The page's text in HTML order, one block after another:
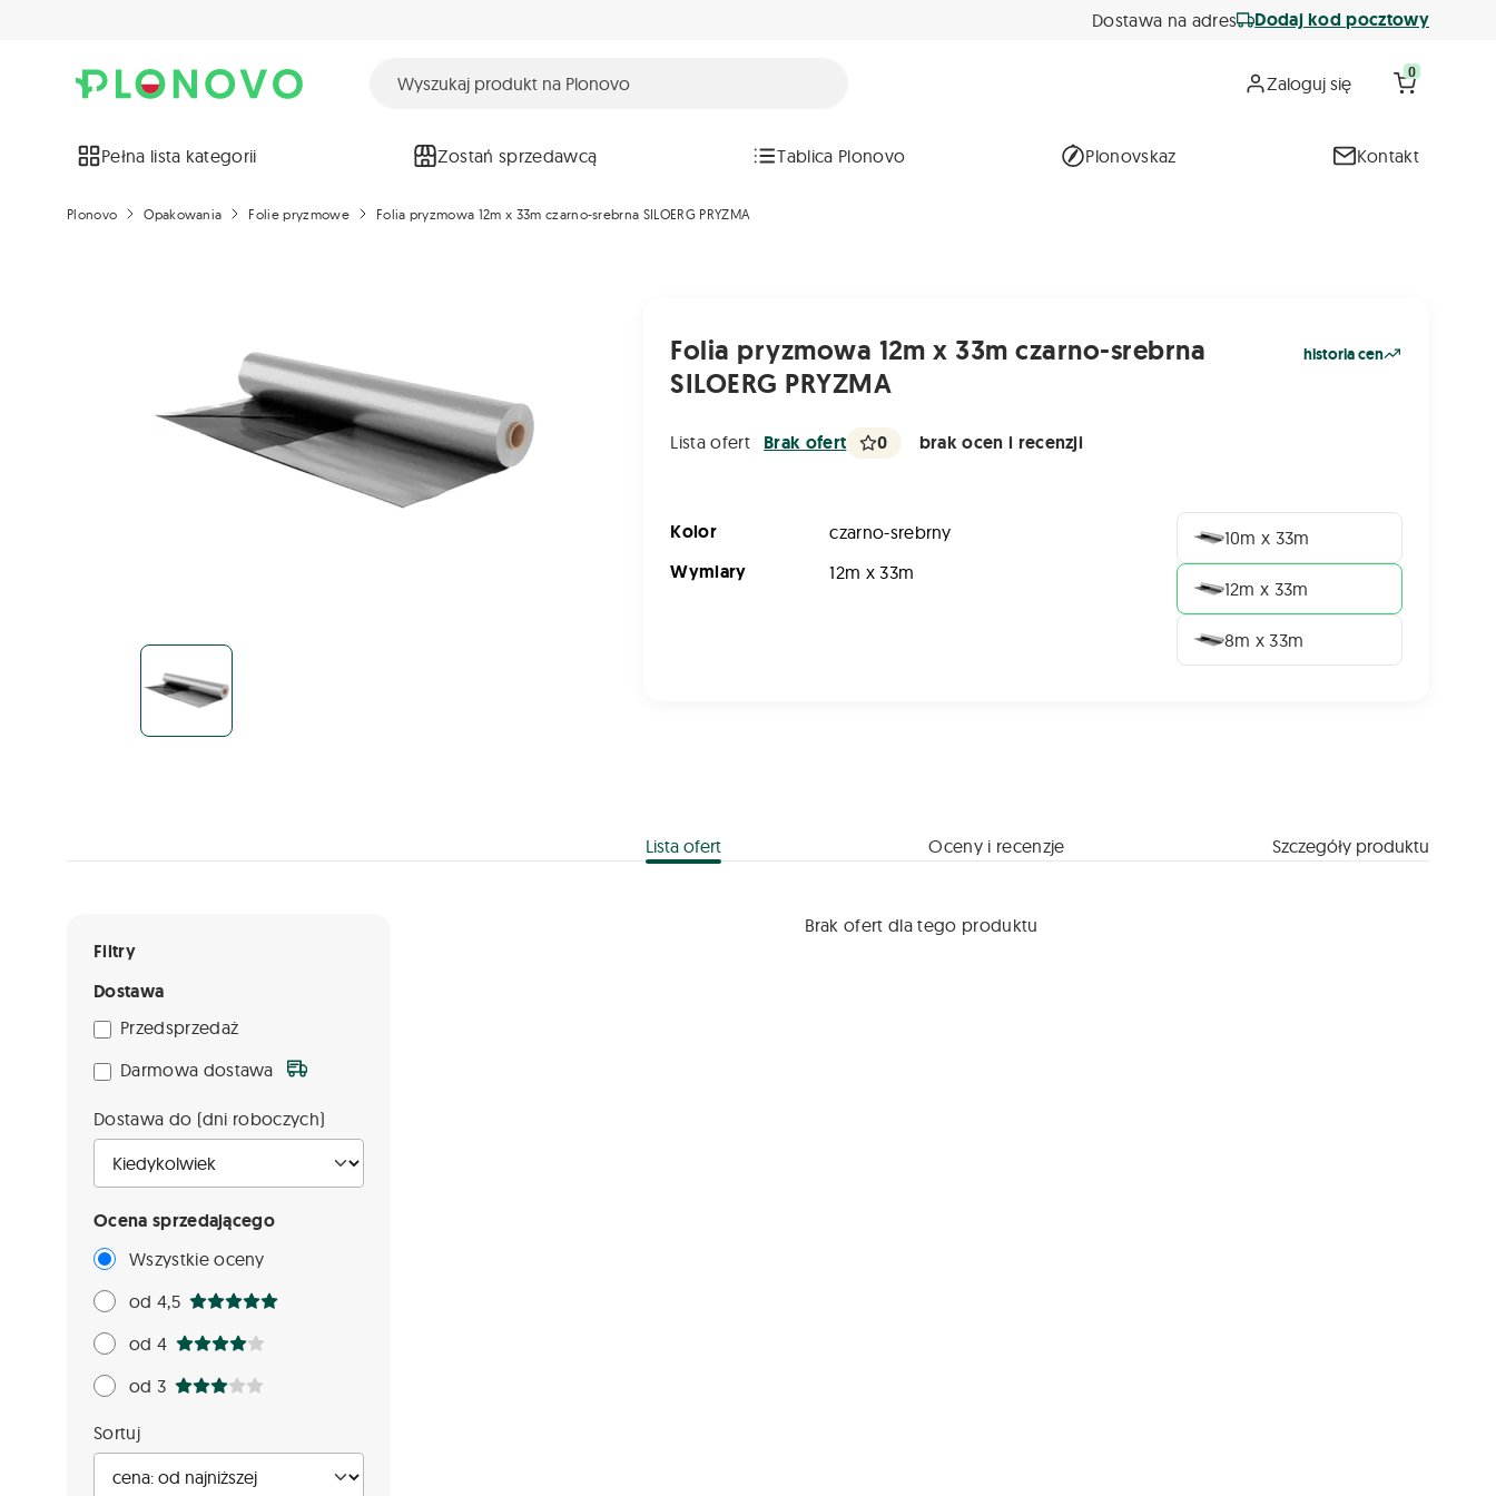
Dostawa na adres Dodaj kod pocztowy
Zaloguj się 0
Pełna lista kategorii Zostań sprzedawcą Tablica Plonovo Plonovskaz Kontakt
Plonovo Opakowania Folie pryzmowe Folia pryzmowa 12m x 33m czarno-srebrna SILOERG PRYZMA
Folia pryzmowa 12m x 33m czarno-srebrna
SILOERG PRYZMA
historia cen
Lista ofert Brak ofert 0 brak ocen i recenzji
Kolor czarno-srebrny
Wymiary 12m x 33m
10m x 33m
12m x 33m
8m x 33m
Lista ofert Oceny i recenzje Szczegóły produktu
Filtry
Dostawa
Przedsprzedaż
Darmowa dostawa
Dostawa do (dni roboczych)
Ocena sprzedającego
Wszystkie oceny
od 4,5
od 4
od 3
Sortuj
Brak ofert dla tego produktu